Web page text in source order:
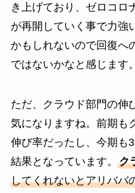
き上げており、ゼロコロ
が再開していく事で力強
かもしれないので回復へ
ではないかなと感じます。
ただ、クラウド部門の伸
気になりますね。前期も
伸び率だったし、今期も
結果となっています。 ク
してくれないとアリババ